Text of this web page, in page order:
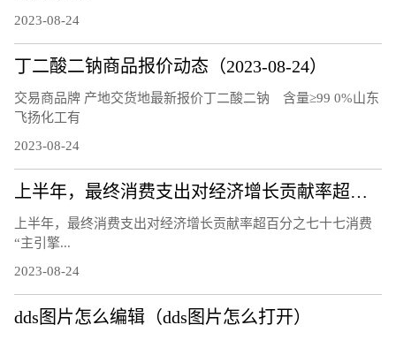
2023-08-24
丁二酸二钠商品报价动态（2023-08-24）
交易商品牌 产地交货地最新报价丁二酸二钠 含量≥99 0%山东
飞扬化工有
2023-08-24
上半年，最终消费支出对经济增长贡献率超百分之七十七 消费“主引擎”作用进一步凸显（经济新方位）
上半年，最终消费支出对经济增长贡献率超百分之七十七消费
“主引擎...
2023-08-24
dds图片怎么编辑（dds图片怎么打开）